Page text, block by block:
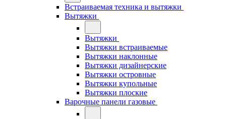
Встраиваемая техника и вытяжки
Вытяжки
Вытяжки
Вытяжки встраиваемые
Вытяжки наклонные
Вытяжки дизайнерские
Вытяжки островные
Вытяжки купольные
Вытяжки плоские
Варочные панели газовые